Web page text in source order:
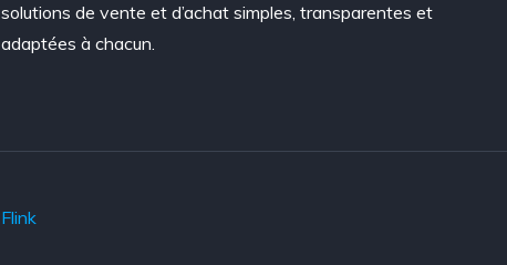
solutions de vente et d’achat simples, transparentes et
adaptées à chacun.
Flink